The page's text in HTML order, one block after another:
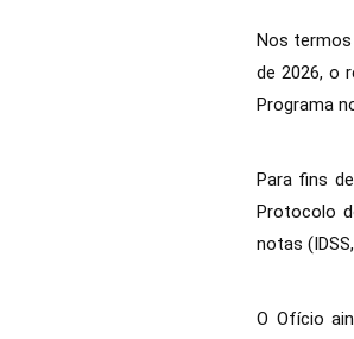
Nos termos
de 2026, o
Programa
Para fins
Protocolo
notas
O Ofício